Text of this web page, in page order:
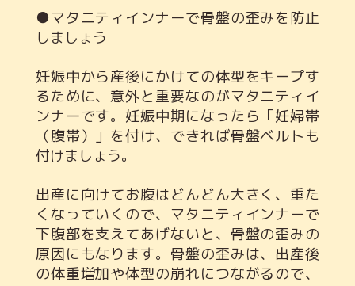
●マタニティインナーで骨盤の歪みを防止
しましょう
妊娠中から産後にかけての体型をキープす
るために、意外と重要なのがマタニティイ
ンナーです。妊娠中期になったら「妊婦帯
（腹帯）」を付け、できれば骨盤ベルトも
付けましょう。
出産に向けてお腹はどんどん大きく、重た
くなっていくので、マタニティインナーで
下腹部を支えてあげないと、骨盤の歪みの
原因にもなります。骨盤の歪みは、出産後
の体重増加や体型の崩れにつながるので、